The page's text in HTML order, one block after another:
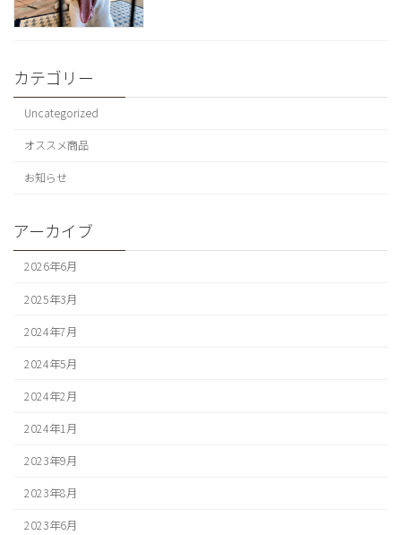
カテゴリー
Uncategorized
オススメ商品
お知らせ
アーカイブ
2026年6月
2025年3月
2024年7月
2024年5月
2024年2月
2024年1月
2023年9月
2023年8月
2023年6月